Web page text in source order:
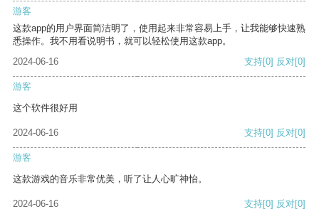
游客
这款app的用户界面简洁明了，使用起来非常容易上手，让我能够快速熟
悉操作。我不用看说明书，就可以轻松使用这款app。
2024-06-16
支持[0] 反对[0]
游客
这个软件很好用
2024-06-16 支持[0] 反对[0]
游客
这款游戏的音乐非常优美，听了让人心旷神怡。
2024-06-16 支持[0] 反对[0]